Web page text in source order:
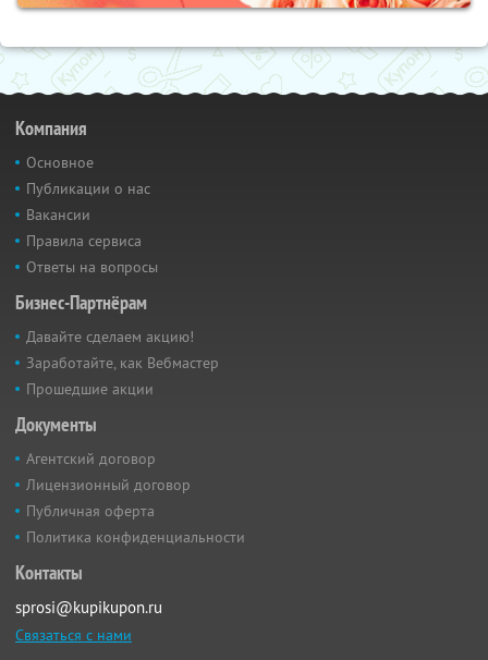
Компания
Основное
Публикации о нас
Вакансии
Правила сервиса
Ответы на вопросы
Бизнес-Партнёрам
Давайте сделаем акцию!
Заработайте, как Вебмастер
Прошедшие акции
Документы
Агентский договор
Лицензионный договор
Публичная оферта
Политика конфиденциальности
Контакты
sprosi@kupikupon.ru
Связаться с нами